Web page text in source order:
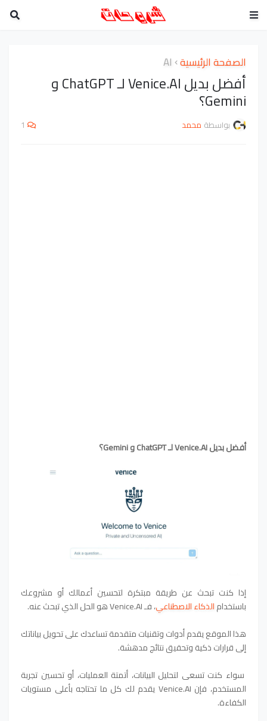
الصفحة الرئيسية AI
أفضل بديل Venice.AI لـ ChatGPT و
Gemini؟
بواسطة محمد 1
أفضل بديل Venice.AI لـ ChatGPT و Gemini؟
إذا كنت تبحث عن طريقة مبتكرة لتحسين أعمالك أو مشروعك
باستخدامالذكاء الاصطناعي، فـ Venice.AI هو الحل الذي تبحث عنه.
هذا الموقع يقدم أدوات وتقنيات متقدمة تساعدك على تحويل بياناتك
إلى قرارات ذكية وتحقيق نتائج مدهشة.
سواء كنت تسعى لتحليل البيانات، أتمتة العمليات، أو تحسين تجربة
المستخدم، فإن Venice.AI يقدم لك كل ما تحتاجه بأعلى مستويات
الكفاءة.